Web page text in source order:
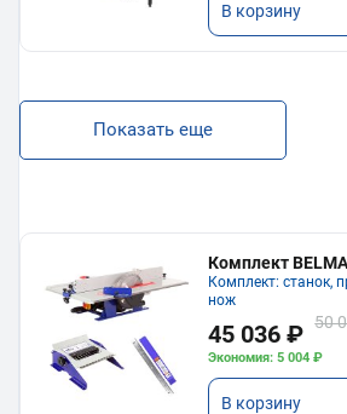
В корзину
Показать еще
Комплект
Комплект: станок,
нож
45 036 ₽ 50
Экономия: 5 004 ₽
В корзину